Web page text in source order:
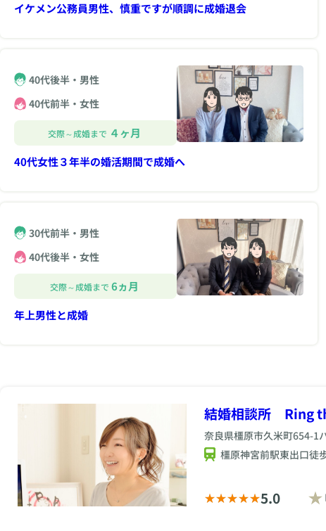
イケメン公務員男性、慎重ですが順調に成婚退会
40代後半・男性
40代前半・女性
交際～成婚まで ４ヶ月
40代女性３年半の婚活期間で成婚へ
30代前半・男性
40代後半・女性
交際～成婚まで 6ヵ月
年上男性と成婚
結婚相談所 Ring
奈良県橿原市久米町654-1
橿原神宮前駅東出口徒
5.0